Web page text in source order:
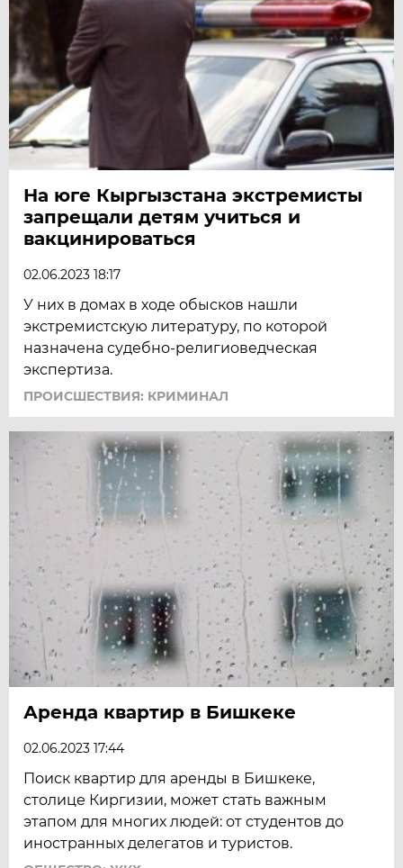
На юге Кыргызстана экстремисты
запрещали детям учиться и
вакцинироваться
02.06.2023 18:17
У них в домах в ходе обысков нашли
экстремистскую литературу, по которой
назначена судебно-религиоведческая
экспертиза.
ПРОИСШЕСТВИЯ: КРИМИНАЛ
Аренда квартир в Бишкеке
02.06.2023 17:44
Поиск квартир для аренды в Бишкеке,
столице Киргизии, может стать важным
этапом для многих людей: от студентов до
иностранных делегатов и туристов.